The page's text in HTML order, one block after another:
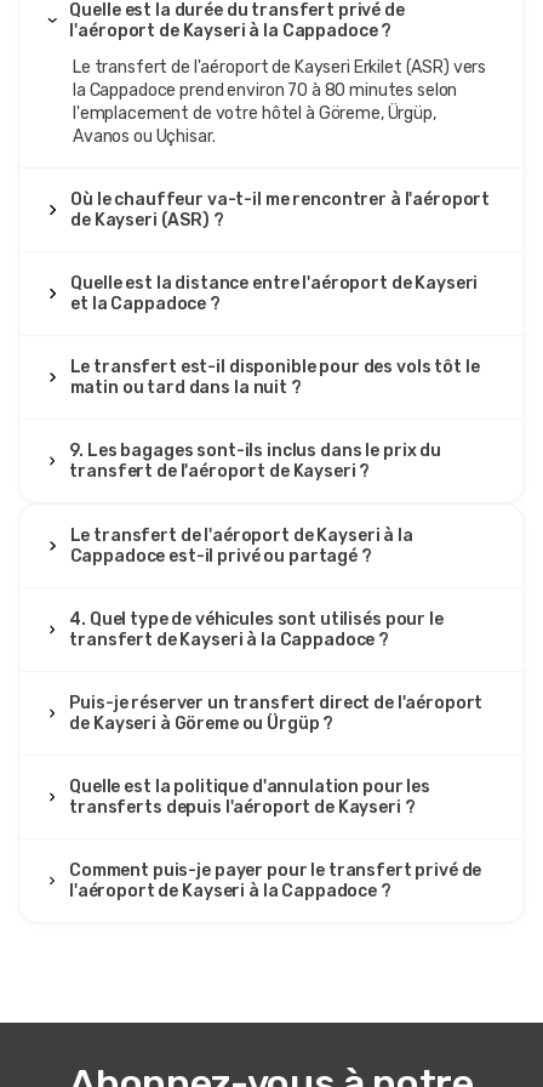
18 juin 2025
JC
Transfert privé de l'aéroport de Kayseri à la
Cappadoce
Le chauffeur était poli, la camionnette moderne, le trajet
11 juin 2025
Wojciech Lis
Cappadoce
Bon service, mais l'espace pour les bagages est petit.
EJ
Eirik Johansen
Transfert privé de l'aéroport de Kayseri à la
Transfert excellent, van propre, chauffeur poli, très
FDJ
Femke de Jong
Le chauffeur était poli, la voiture impeccable et la
26 août 2025
HY
Transfert privé de l'aéroport de Kayseri à la
Quelle est la durée du transfert privé de
l'aéroport de Kayseri à la Cappadoce ?
Le transfert de l'aéroport de Kayseri Erkilet (ASR) vers
la Cappadoce prend environ 70 à 80 minutes selon
l'emplacement de votre hôtel à Göreme, Ürgüp,
Avanos ou Uçhisar.
Où le chauffeur va-t-il me rencontrer à l'aéroport
de Kayseri (ASR) ?
Quelle est la distance entre l'aéroport de Kayseri
et la Cappadoce ?
Le transfert est-il disponible pour des vols tôt le
matin ou tard dans la nuit ?
9. Les bagages sont-ils inclus dans le prix du
transfert de l'aéroport de Kayseri ?
Le transfert de l'aéroport de Kayseri à la
Cappadoce est-il privé ou partagé ?
4. Quel type de véhicules sont utilisés pour le
transfert de Kayseri à la Cappadoce ?
Puis-je réserver un transfert direct de l'aéroport
de Kayseri à Göreme ou Ürgüp ?
Quelle est la politique d'annulation pour les
transferts depuis l'aéroport de Kayseri ?
Comment puis-je payer pour le transfert privé de
l'aéroport de Kayseri à la Cappadoce ?